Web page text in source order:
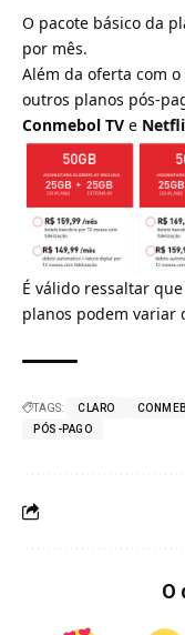
O pacote básico da
por mês.
Além da oferta com
outros planos pós-
Conmebol TV e
É válido ressaltar
planos podem variar
TAGS: CLARO
PÓS-PAGO
O